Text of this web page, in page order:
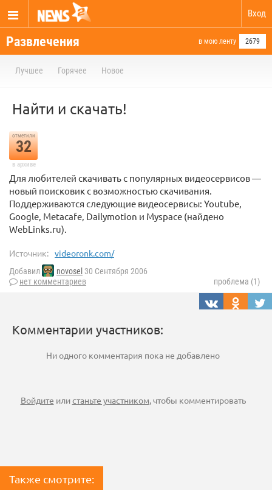
Вход
Развлечения в мою ленту 2679
Лучшее Горячее Новое
Найти и скачать!
отметили
32
в архиве
Для любителей скачивать с популярных видеосервисов —
новый поисковик с возможностью скачивания.
Поддерживаются следующие видеосервисы: Youtube,
Google, Metacafe, Dailymotion и Myspace (найдено
WebLinks.ru).
Источник: videoronk.com/
Добавил novosel 30 Сентября 2006
нет комментариев
проблема (1)
Комментарии участников:
Ни одного комментария пока не добавлено
Войдите илистаньте участником, чтобы комментировать
Также смотрите: